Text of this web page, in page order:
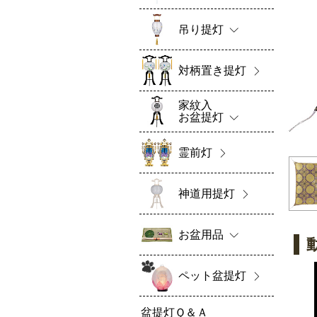
吊り提灯
対柄置き提灯
家紋入
お盆提灯
霊前灯
神道用提灯
お盆用品
ペット盆提灯
盆提灯Ｑ＆Ａ